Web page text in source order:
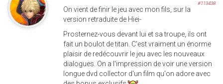
#113438
On vient de finir le jeu avec mon fils, sur la
version retraduite de Hiei-
Prosternez-vous devant lui et sa troupe, ils ont
fait un boulot de titan. C'est vraiment un énorme
plaisir de redécouvrir le jeu avec les nouveaux
dialogues. On a l'impression de voir une version
longue dvd collector d'un film qu'on adore avec